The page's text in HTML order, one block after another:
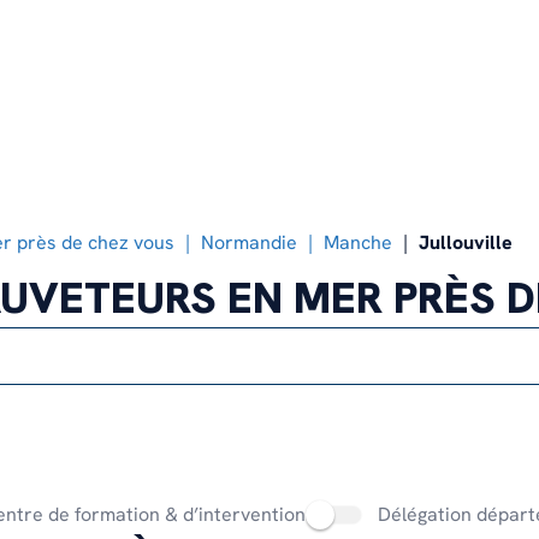
près de chez vous Normandie Manche Jullouville
EN MER PRÈS
de formation & d’intervention Délégation